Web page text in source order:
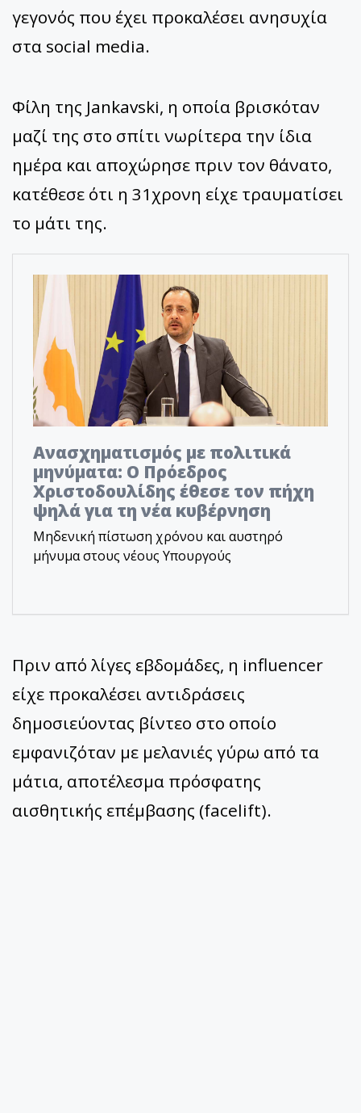
γεγονός που έχει προκαλέσει ανησυχία
στα social media.
Φίλη της Jankavski, η οποία βρισκόταν
μαζί της στο σπίτι νωρίτερα την ίδια
ημέρα και αποχώρησε πριν τον θάνατο,
κατέθεσε ότι η 31χρονη είχε τραυματίσει
το μάτι της.
Ανασχηματισμός με πολιτικά
μηνύματα: Ο Πρόεδρος
Χριστοδουλίδης έθεσε τον πήχη
ψηλά για τη νέα κυβέρνηση
Μηδενική πίστωση χρόνου και αυστηρό
μήνυμα στους νέους Υπουργούς
Πριν από λίγες εβδομάδες, η influencer
είχε προκαλέσει αντιδράσεις
δημοσιεύοντας βίντεο στο οποίο
εμφανιζόταν με μελανιές γύρω από τα
μάτια, αποτέλεσμα πρόσφατης
αισθητικής επέμβασης (facelift).